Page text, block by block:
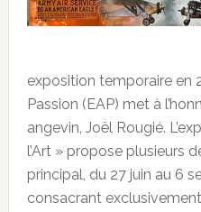
exposition temporaire en
Passion (EAP) met à
angevin, Joël Rougié.
l’Art » propose plusieurs
principal, du 27 juin au 6
consacrant